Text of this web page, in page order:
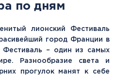
по дням
лионский Фестиваль
город Франции в
Фестиваль – один из самых
Разнообразие света и
прогулок манят к себе